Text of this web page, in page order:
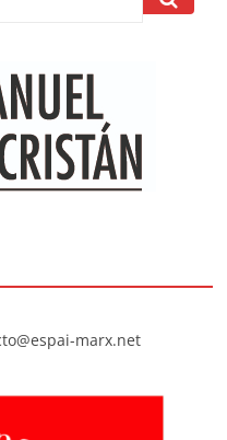
marx.net